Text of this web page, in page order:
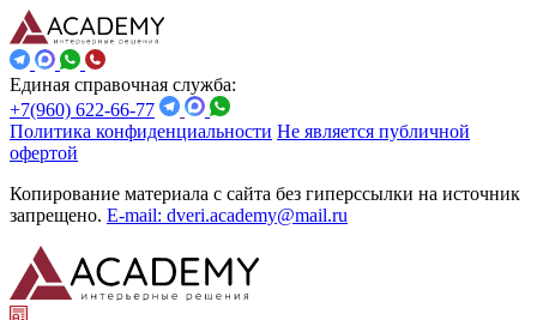
Единая справочная служба:
+7(960) 622-66-77
Политика конфиденциальности Не является публичной
офертой
Копирование материала с сайта без гиперссылки на источник
запрещено. E-mail: dveri.academy@mail.ru